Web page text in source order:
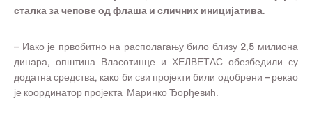
сталка за чепове од флаша и сличних иницијатива.
– Иако је првобитно на располагању било близу 2,5 милиона
динара, општина Власотинце и ХЕЛВЕТАС обезбедили су
додатна средства, како би сви пројекти били одобрени – рекао
је координатор пројекта Маринко Ђорђевић.